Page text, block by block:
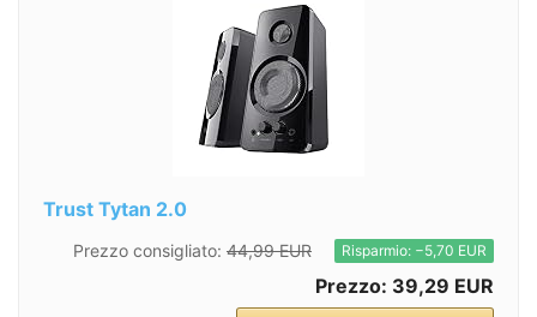
Trust Tytan 2.0
Prezzo consigliato: 44,99 EUR Risparmio: −5,70 EUR
Prezzo: 39,29 EUR